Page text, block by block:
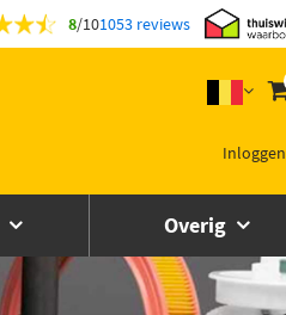
8/101053 reviews
Inloggen
Overig